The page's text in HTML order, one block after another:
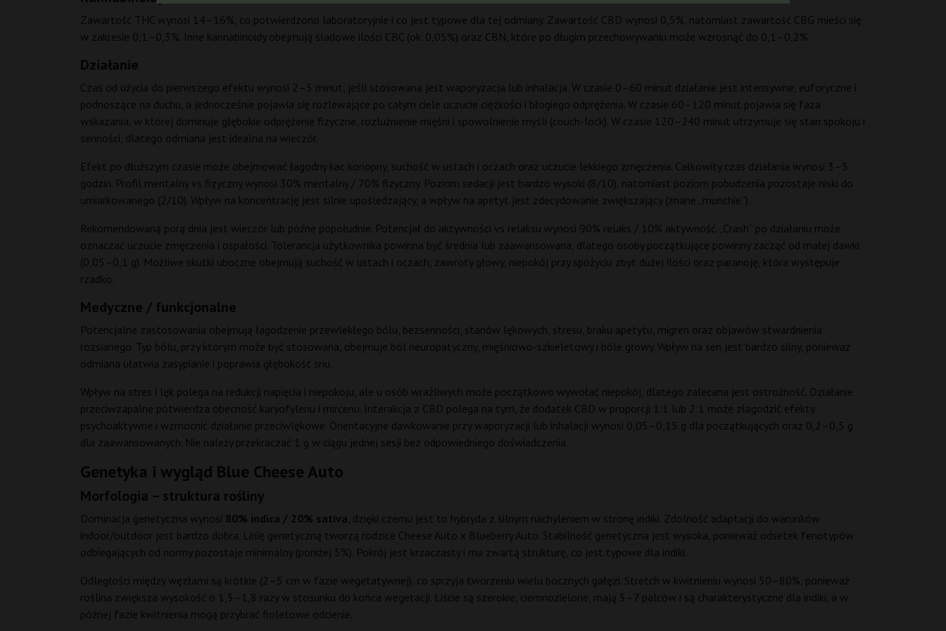
Zawartość THC wynosi 14–16%, co potwierdzono laboratoryjnie i co jest typowe dla tej odmiany. Zawartość CBD wynosi 0,5%, natomiast zawartość CBG mieści się
w zakresie 0,1–0,3%. Inne kannabinoidy obejmują śladowe ilości CBC (ok. 0,05%) oraz CBN, które po długim przechowywaniu może wzrosnąć do 0,1–0,2%.
Działanie
Czas od użycia do pierwszego efektu wynosi 2–5 minut, jeśli stosowana jest waporyzacja lub inhalacja. W czasie 0–60 minut działanie jest intensywne, euforyczne i
podnoszące na duchu, a jednocześnie pojawia się rozlewające po całym ciele uczucie ciężkości i błogiego odprężenia. W czasie 60–120 minut pojawia się faza
wskazania, w której dominuje głębokie odprężenie fizyczne, rozluźnienie mięśni i spowolnienie myśli (couch-lock). W czasie 120–240 minut utrzymuje się stan spokoju i
senności, dlatego odmiana jest idealna na wieczór.
Efekt po dłuższym czasie może obejmować łagodny kac konopny, suchość w ustach i oczach oraz uczucie lekkiego zmęczenia. Całkowity czas działania wynosi 3–5
godzin. Profil mentalny vs fizyczny wynosi 30% mentalny / 70% fizyczny. Poziom sedacji jest bardzo wysoki (8/10), natomiast poziom pobudzenia pozostaje niski do
umiarkowanego (2/10). Wpływ na koncentrację jest silnie upośledzający, a wpływ na apetyt jest zdecydowanie zwiększający (znane „munchie”).
Rekomendowaną porą dnia jest wieczór lub późne popołudnie. Potencjał do aktywności vs relaksu wynosi 90% relaks / 10% aktywność. „Crash” po działaniu może
oznaczać uczucie zmęczenia i ospałości. Tolerancja użytkownika powinna być średnia lub zaawansowana, dlatego osoby początkujące powinny zacząć od małej dawki
(0,05–0,1 g). Możliwe skutki uboczne obejmują suchość w ustach i oczach, zawroty głowy, niepokój przy spożyciu zbyt dużej ilości oraz paranoję, która występuje
rzadko.
Medyczne / funkcjonalne
Potencjalne zastosowania obejmują łagodzenie przewlekłego bólu, bezsenności, stanów lękowych, stresu, braku apetytu, migren oraz objawów stwardnienia
rozsianego. Typ bólu, przy którym może być stosowana, obejmuje ból neuropatyczny, mięśniowo-szkieletowy i bóle głowy. Wpływ na sen jest bardzo silny, ponieważ
odmiana ułatwia zasypianie i poprawia głębokość snu.
Wpływ na stres i lęk polega na redukcji napięcia i niepokoju, ale u osób wrażliwych może początkowo wywołać niepokój, dlatego zalecana jest ostrożność. Działanie
przeciwzapalne potwierdza obecność karyofylenu i mircenu. Interakcja z CBD polega na tym, że dodatek CBD w proporcji 1:1 lub 2:1 może złagodzić efekty
psychoaktywne i wzmocnić działanie przeciwlękowe. Orientacyjne dawkowanie przy waporyzacji lub inhalacji wynosi 0,05–0,15 g dla początkujących oraz 0,2–0,5 g
dla zaawansowanych. Nie należy przekraczać 1 g w ciągu jednej sesji bez odpowiedniego doświadczenia.
Genetyka i wygląd Blue Cheese Auto
Morfologia – struktura rośliny
Dominacja genetyczna wynosi 80% indica / 20% sativa , dzięki czemu jest to hybryda z silnym nachyleniem w stronę indiki. Zdolność adaptacji do warunków
indoor/outdoor jest bardzo dobra. Linię genetyczną tworzą rodzice Cheese Auto x Blueberry Auto. Stabilność genetyczna jest wysoka, ponieważ odsetek fenotypów
odbiegających od normy pozostaje minimalny (poniżej 5%). Pokrój jest krzaczasty i ma zwartą strukturę, co jest typowe dla indiki.
Odległości między węzłami są krótkie (2–5 cm w fazie wegetatywnej), co sprzyja tworzeniu wielu bocznych gałęzi. Stretch w kwitnieniu wynosi 50–80%, ponieważ
roślina zwiększa wysokość o 1,5–1,8 razy w stosunku do końca wegetacji. Liście są szerokie, ciemnozielone, mają 5–7 palców i są charakterystyczne dla indiki, a w
późnej fazie kwitnienia mogą przybrać fioletowe odcienie.